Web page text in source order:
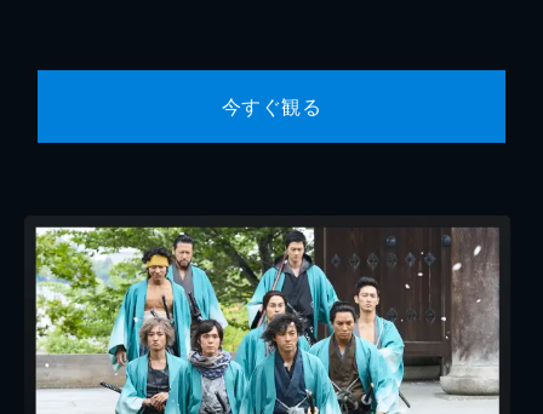
今すぐ観る